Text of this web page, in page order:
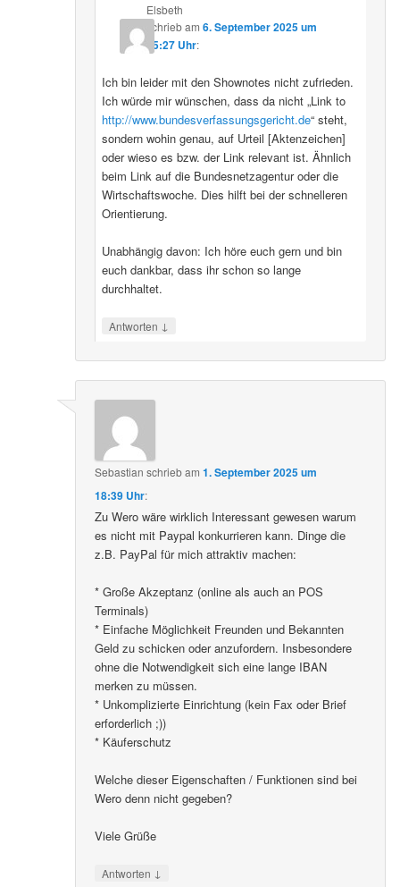
Elsbeth
schriebam 6. September 2025 um
15:27 Uhr:
Ich bin leider mit den Shownotes nicht zufrieden.
Ich würde mir wünschen, dass da nicht „Link to
http://www.bundesverfassungsgericht.de“ steht,
sondern wohin genau, auf Urteil [Aktenzeichen]
oder wieso es bzw. der Link relevant ist. Ähnlich
beim Link auf die Bundesnetzagentur oder die
Wirtschaftswoche. Dies hilft bei der schnelleren
Orientierung.
Unabhängig davon: Ich höre euch gern und bin
euch dankbar, dass ihr schon so lange
durchhaltet.
Antworten ↓
Sebastian schriebam1. September 2025 um
18:39 Uhr:
Zu Wero wäre wirklich Interessant gewesen warum
es nicht mit Paypal konkurrieren kann. Dinge die
z.B. PayPal für mich attraktiv machen:
* Große Akzeptanz (online als auch an POS
Terminals)
* Einfache Möglichkeit Freunden und Bekannten
Geld zu schicken oder anzufordern. Insbesondere
ohne die Notwendigkeit sich eine lange IBAN
merken zu müssen.
* Unkomplizierte Einrichtung (kein Fax oder Brief
erforderlich ;))
* Käuferschutz
Welche dieser Eigenschaften / Funktionen sind bei
Wero denn nicht gegeben?
Viele Grüße
Antworten ↓